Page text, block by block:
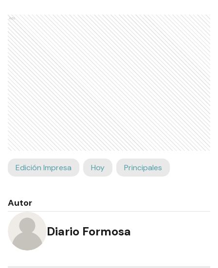
Ads
Edición Impresa Hoy Principales
Autor
Diario Formosa